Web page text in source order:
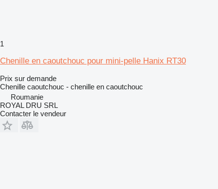
1
Chenille en caoutchouc pour mini-pelle Hanix RT30
Prix sur demande
Chenille caoutchouc - chenille en caoutchouc
Roumanie
ROYAL DRU SRL
Contacter le vendeur